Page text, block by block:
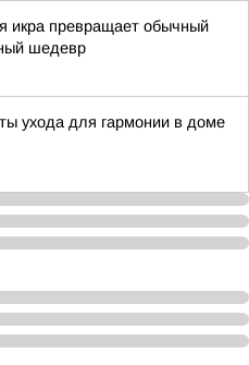
икра превращает обычный
шедевр
ухода для гармонии в доме